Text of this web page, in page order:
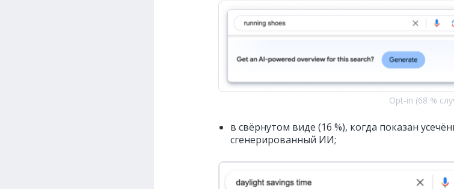
Opt‑in (68 %
в свёрнутом виде (16 %), когда показан
сгенерированный ИИ;